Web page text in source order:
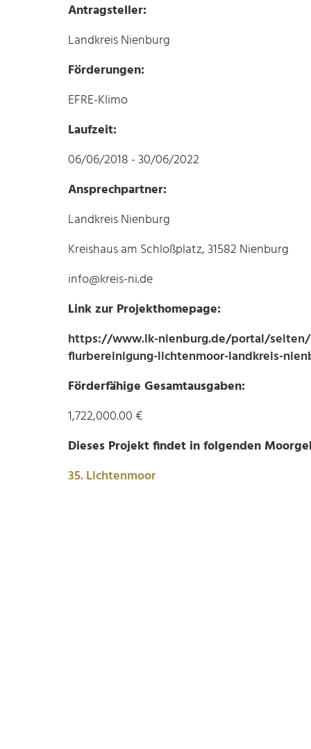
Antragsteller:
Landkreis Nienburg
Förderungen:
EFRE-Klimo
Laufzeit:
06/06/2018 - 30/06/2022
Ansprechpartner:
Landkreis Nienburg
Kreishaus am Schloßplatz, 31582 Nienburg
info@kreis-ni.de
Link zur Projekthomepage:
https://www.lk-nienburg.de/portal/
flurbereinigung-lichtenmoor-landkreis-
Förderfähige Gesamtausgaben:
1,722,000.00 €
Dieses Projekt findet in folgenden
35. Lichtenmoor